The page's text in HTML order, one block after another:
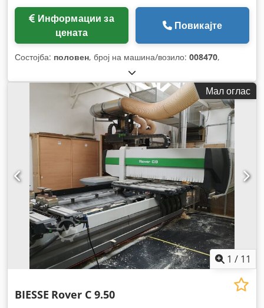
цената
Повикајте
Состојба: половен, број на машина/возило: 008470,
Мал оглас
1 / 11
BIESSE Rover C 9.50